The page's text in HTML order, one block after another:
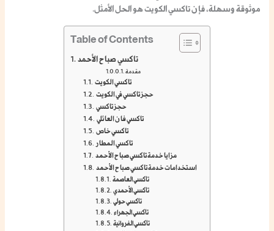
موثوقة وسهلة، فإن تاكسي الكويت هو الحل الأمثل.
Table of Contents
تاكسي صباح الأحمد
مقدمة
تاكسي الكويت
حجز تاكسي في الكويت
حجز تاكسي
تاكسي فان العائلي
تاكسي خاص
تاكسي المطار
مزايا خدمة تاكسي صباح الأحمد
استخدامات خدمة تاكسي صباح الأحمد
تاكسي العاصمة
تاكسي الأحمدي
تاكسي حولي
تاكسي الجهراء
تاكسي الفروانية